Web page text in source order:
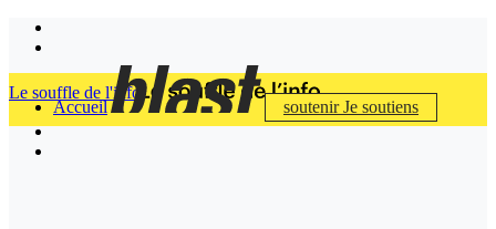
Accueil soutenirJe soutiens
Le souffle de l'info